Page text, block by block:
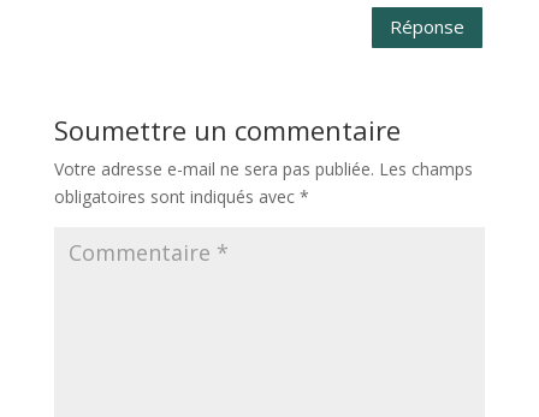
Réponse
Soumettre un commentaire
Votre adresse e-mail ne sera pas publiée. Les champs
obligatoires sont indiqués avec *